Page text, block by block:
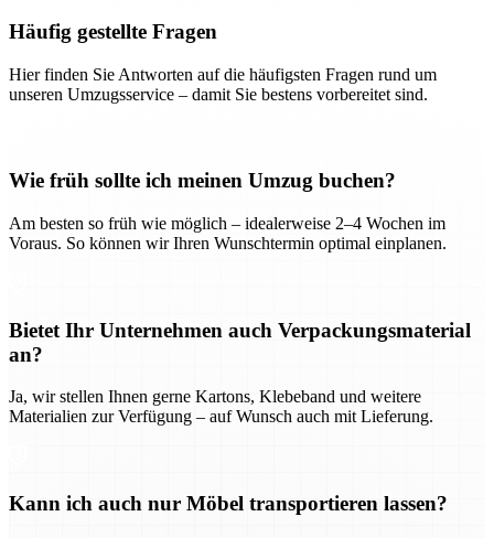
Häufig gestellte Fragen
Hier finden Sie Antworten auf die häufigsten Fragen rund um
unseren Umzugsservice – damit Sie bestens vorbereitet sind.
Wie früh sollte ich meinen Umzug buchen?
Am besten so früh wie möglich – idealerweise 2–4 Wochen im
Voraus. So können wir Ihren Wunschtermin optimal einplanen.
Bietet Ihr Unternehmen auch Verpackungsmaterial
an?
Ja, wir stellen Ihnen gerne Kartons, Klebeband und weitere
Materialien zur Verfügung – auf Wunsch auch mit Lieferung.
Kann ich auch nur Möbel transportieren lassen?